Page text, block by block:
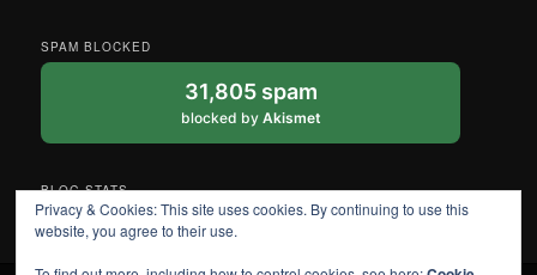
SPAM BLOCKED
31,805 spam
blocked by Akismet
BLOG STATS
6,418 hits
Privacy & Cookies: This site uses cookies. By continuing to use this
website, you agree to their use.